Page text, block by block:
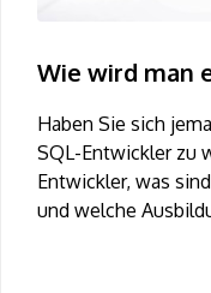
Wie wird man
Haben Sie sich
SQL-Entwickler zu
Entwickler, was
und welche